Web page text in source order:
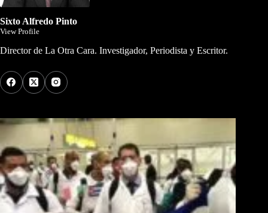
Sixto Alfredo Pinto
View Profile
Director de La Otra Cara. Investigador, Periodista y Escritor.